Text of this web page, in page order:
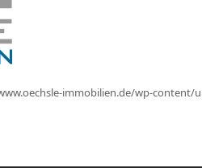
immobilien.de/wp-content/